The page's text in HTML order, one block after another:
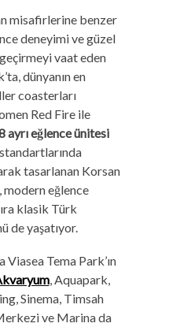
misafirlerine benzer
deneyimi ve güzel
vaat eden
dünyanın en
coasterları
Red Fire ile
ayrı eğlence ünitesi
tasarlanan Korsan
modern eğlence
klasik Türk
de yaşatıyor.
Tema Park’ın
, Aquapark,
Sinema, Timsah
ve Marina da